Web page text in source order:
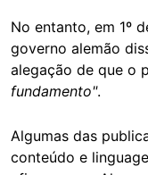
No entanto, em 1º
governo alemão
alegação de que o
fundamento".
Algumas das
conteúdo e